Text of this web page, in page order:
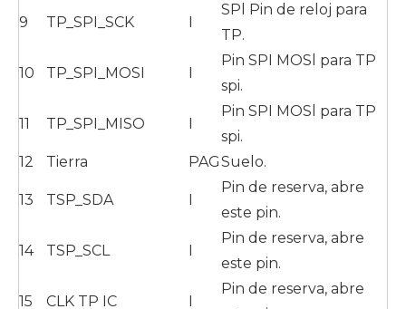
9 TP_SPI_SCK I
SPl Pin de reloj para
TP.
10 TP_SPI_MOSI I
Pin SPI MOSl para TP
spi.
11 TP_SPI_MISO I
Pin SPI MOSl para TP
spi.
12
Tierra PAGSuelo.
13 TSP_SDA I
Pin de reserva, abre
este pin.
14 TSP_SCL I
Pin de reserva, abre
este pin.
15 CLK TP IC I
Pin de reserva, abre